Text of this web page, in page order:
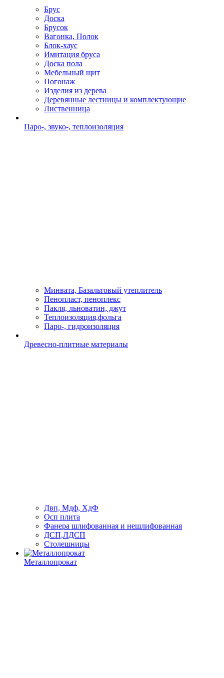
Брус
Доска
Брусок
Вагонка, Полок
Блок-хаус
Имитация бруса
Доска пола
Мебельный щит
Погонаж
Изделия из дерева
Деревянные лестницы и комплектующие
Лиственница
Паро-, звуко-, теплоизоляция
Минвата, Базальтовый утеплитель
Пенопласт, пеноплекс
Пакля, льноватин, джут
Теплоизоляция,фольга
Паро-, гидроизоляция
Древесно-плитные материалы
Двп, Мдф, ХдФ
Осп плита
Фанера шлифованная и нешлифованная
ДСП,ЛДСП
Столешницы
Металлопрокат